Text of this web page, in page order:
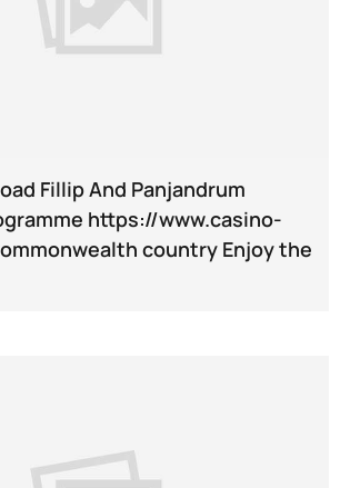
Fillip And Panjandrum
https://www.casino-
country Enjoy the